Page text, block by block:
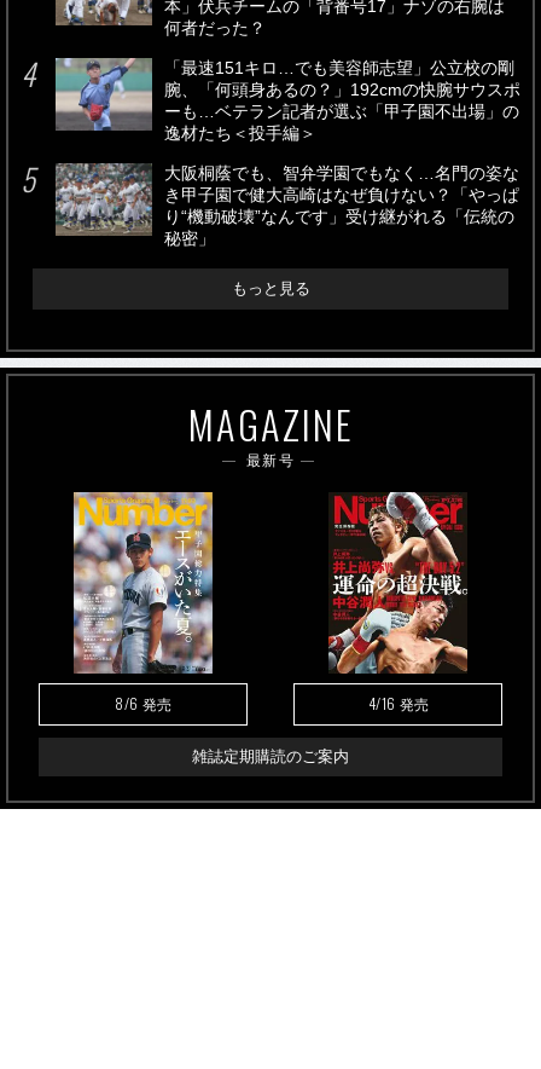
本」伏兵チームの「背番号17」ナゾの右腕は
何者だった？
「最速151キロ…でも美容師志望」公立校の剛
腕、「何頭身あるの？」192cmの快腕サウスポ
ーも…ベテラン記者が選ぶ「甲子園不出場」の
逸材たち＜投手編＞
大阪桐蔭でも、智弁学園でもなく…名門の姿な
き甲子園で健大高崎はなぜ負けない？「やっぱ
り“機動破壊”なんです」受け継がれる「伝統の
秘密」
もっと見る
MAGAZINE
最新号
8/6 発売 4/16 発売
雑誌定期購読のご案内